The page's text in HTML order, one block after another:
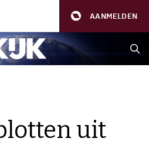
AANMELDEN
uit